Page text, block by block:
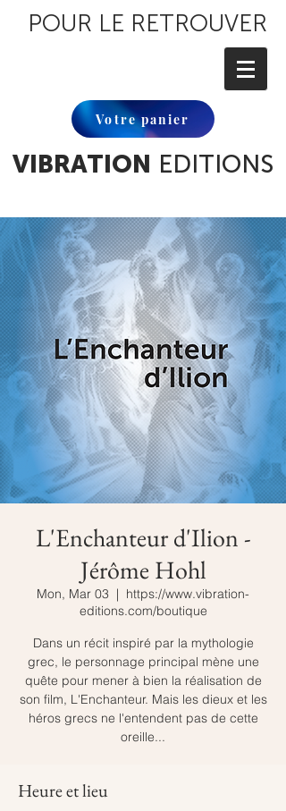
POUR LE RETROUVER
Votre panier
VIBRATION EDITIONS
L'Enchanteur d'Ilion -
Jérôme Hohl
Mon, Mar 03
  |
https://www.vibration-
editions.com/boutique
Dans un récit inspiré par la mythologie
grec, le personnage principal mène une
quête pour mener à bien la réalisation de
son film, L'Enchanteur. Mais les dieux et les
héros grecs ne l'entendent pas de cette
oreille...
Heure et lieu